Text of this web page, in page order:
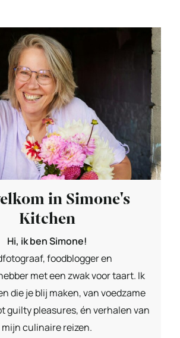
in Simone's
Kitchen
Hi, ik ben Simone!
foodblogger en
met een zwak voor taart. Ik
die je blij maken, van voedzame
guilty pleasures, én verhalen van
mijn culinaire reizen.